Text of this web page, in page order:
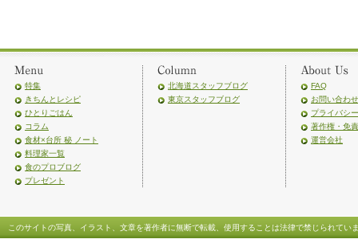
特集
きちんとレシピ
ひとりごはん
コラム
食材×台所 秘 ノート
料理家一覧
食のプロブログ
プレゼント
北海道スタッフブログ
東京スタッフブログ
FAQ
お問い合わせ
プライバシ
著作権・免
運営会社
このサイトの写真、イラスト、文章を著作者に無断で転載、使用することは法律で禁じられてい